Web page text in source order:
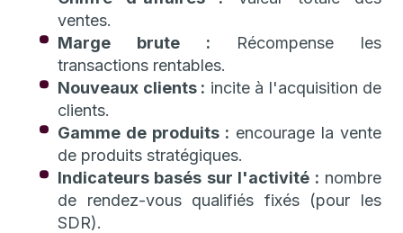
ventes.
Marge brute : Récompense les
transactions rentables.
Nouveaux clients : incite à l'acquisition de
clients.
Gamme de produits : encourage la vente
de produits stratégiques.
Indicateurs basés sur l'activité : nombre
de rendez-vous qualifiés fixés (pour les
SDR).